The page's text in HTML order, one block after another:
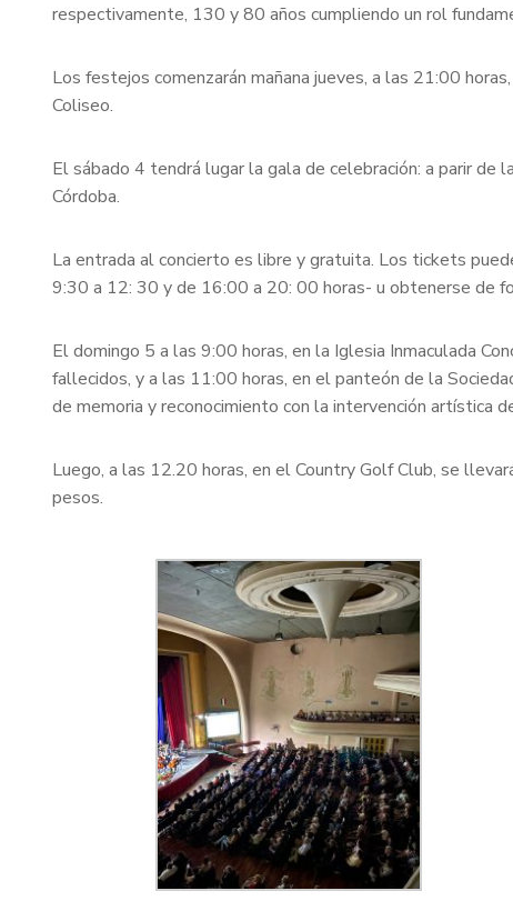
respectivamente, 130 y 80 años cumpliendo un rol
Los festejos comenzarán mañana jueves, a las 21:00
Coliseo.
El sábado 4 tendrá lugar la gala de celebración: a parir de
Córdoba.
La entrada al concierto es libre y gratuita. Los tickets
9:30 a 12: 30 y de 16:00 a 20: 00 horas- u obtenerse de
El domingo 5 a las 9:00 horas, en la Iglesia Inmaculada
fallecidos, y a las 11:00 horas, en el panteón de la
de memoria y reconocimiento con la intervención artística
Luego, a las 12.20 horas, en el Country Golf Club, se
pesos.